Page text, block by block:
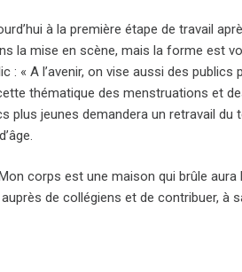
à la première étape de travail
la mise en scène, mais la forme est
: « A l’avenir, on vise aussi des
thématique des menstruations et
plus jeunes demandera un retravail
corps est une maison qui brûle
de collégiens et de contribuer, à